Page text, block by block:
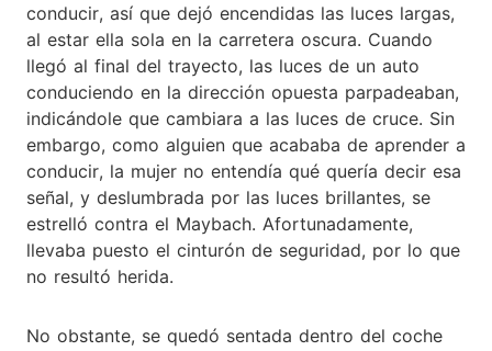
conducir, así que dejó encendidas las luces largas,
al estar ella sola en la carretera oscura. Cuando
llegó al final del trayecto, las luces de un auto
conduciendo en la dirección opuesta parpadeaban,
indicándole que cambiara a las luces de cruce. Sin
embargo, como alguien que acababa de aprender a
conducir, la mujer no entendía qué quería decir esa
señal, y deslumbrada por las luces brillantes, se
estrelló contra el Maybach. Afortunadamente,
llevaba puesto el cinturón de seguridad, por lo que
no resultó herida.
No obstante, se quedó sentada dentro del coche